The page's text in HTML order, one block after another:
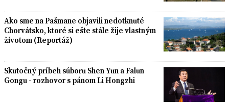
Ako sme na Pašmane objavili nedotknuté
Chorvátsko, ktoré si ešte stále žije vlastným
životom (Reportáž)
Skutočný príbeh súboru Shen Yun a Falun
Gongu - rozhovor s pánom Li Hongzhi